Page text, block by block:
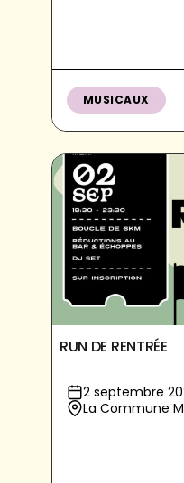
MUSICAUX
RUN DE RENTRÉE
2 septembre
La Commune